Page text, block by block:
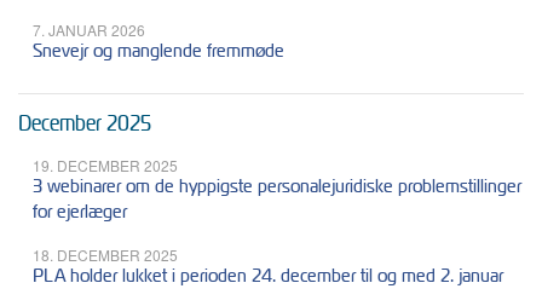
7. JANUAR 2026
Snevejr og manglende fremmøde
December 2025
19. DECEMBER 2025
3 webinarer om de hyppigste personalejuridiske problemstillinger
for ejerlæger
18. DECEMBER 2025
PLA holder lukket i perioden 24. december til og med 2. januar